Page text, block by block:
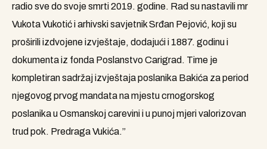
radio sve do svoje smrti 2019. godine. Rad su nastavili mr
Vukota Vukotić i arhivski savjetnik Srđan Pejović, koji su
proširili izdvojene izvještaje, dodajući i 1887. godinu i
dokumenta iz fonda Poslanstvo Carigrad. Time je
kompletiran sadržaj izvještaja poslanika Bakića za period
njegovog prvog mandata na mjestu crnogorskog
poslanika u Osmanskoj carevini i u punoj mjeri valorizovan
trud pok. Predraga Vukića.”